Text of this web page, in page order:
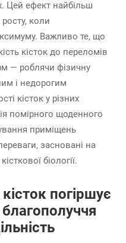
Цей ефект найбільш
коли
Важливо те, що
кісток до переломів
— роблячи фізичну
і недорогим
кісток у різних
помірного щоденного
приміщень
засновані на
біології.
погіршує